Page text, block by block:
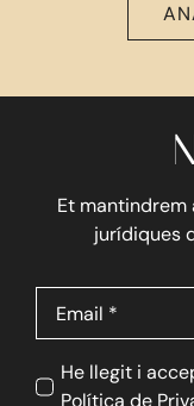
Et
jurídiques
He llegit i